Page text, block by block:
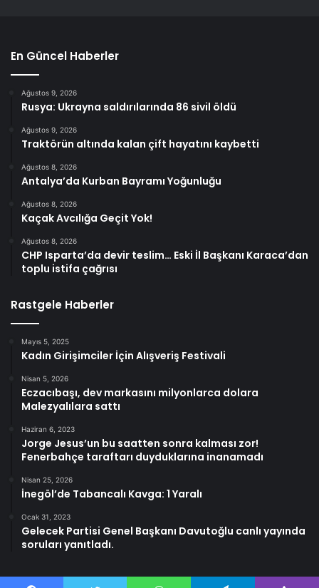
En Güncel Haberler
Ağustos 9, 2026
Rusya: Ukrayna saldırılarında 86 sivil öldü
Ağustos 9, 2026
Traktörün altında kalan çift hayatını kaybetti
Ağustos 8, 2026
Antalya’da Kurban Bayramı Yoğunluğu
Ağustos 8, 2026
Kaçak Avcılığa Geçit Yok!
Ağustos 8, 2026
CHP Isparta’da devir teslim… Eski İl Başkanı Karaca’dan
toplu istifa çağrısı
Rastgele Haberler
Mayıs 5, 2025
Kadın Girişimciler İçin Alışveriş Festivali
Nisan 5, 2026
Eczacıbaşı, dev markasını milyonlarca dolara
Malezyalılara sattı
Haziran 6, 2023
Jorge Jesus’un bu saatten sonra kalması zor!
Fenerbahçe taraftarı duyduklarına inanamadı
Nisan 25, 2026
İnegöl’de Tabancalı Kavga: 1 Yaralı
Ocak 31, 2023
Gelecek Partisi Genel Başkanı Davutoğlu canlı yayında
soruları yanıtladı.